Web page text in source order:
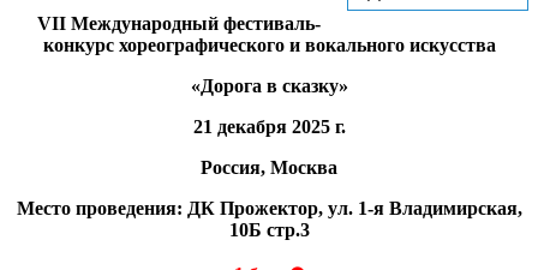
VIIМеждународный фестиваль-
конкурс хореографического и вокального искусства
«Дорога в сказку»
21 декабря 2025 г.
Россия, Москва
Место проведения: ДК Прожектор, ул. 1-я Владимирская,
10Б стр.3